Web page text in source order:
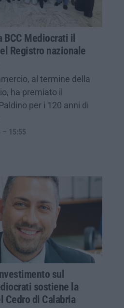
BCC Mediocrati il
Registro nazionale
al termine della
ha premiato il
per i 120 anni di
– 15:55
sul
sostiene la
Cedro di Calabria